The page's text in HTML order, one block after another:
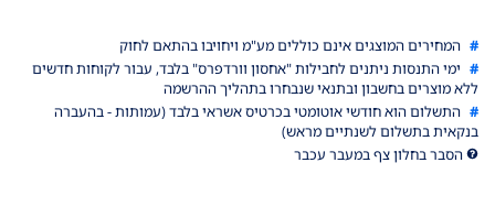
# המחירים המוצגים אינם כוללים מע"מ ויחויבו בהתאם לחוק
# ימי התנסות ניתנים לחבילות "אחסון וורדפרס" בלבד, עבור לקוחות חדשים
ללא מוצרים בחשבון ובתנאי שנבחרו בתהליך ההרשמה
# התשלום הוא חודשי אוטומטי בכרטיס אשראי בלבד (עמותות - בהעברה
בנקאית בתשלום לשנתיים מראש)
הסבר בחלון צף במעבר עכבר